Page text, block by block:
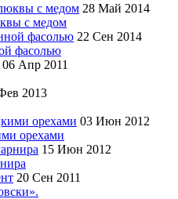
28 Май 2014
с медом
22 Сен 2014
фасолью
06 Апр 2011
2013
03 Июн 2012
орехами
15 Июн 2012
20 Сен 2011